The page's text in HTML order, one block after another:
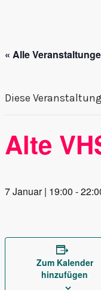
« Alle
Diese
Alte
7 Januar | 19:00 -
Zum Kalender
hinzufügen